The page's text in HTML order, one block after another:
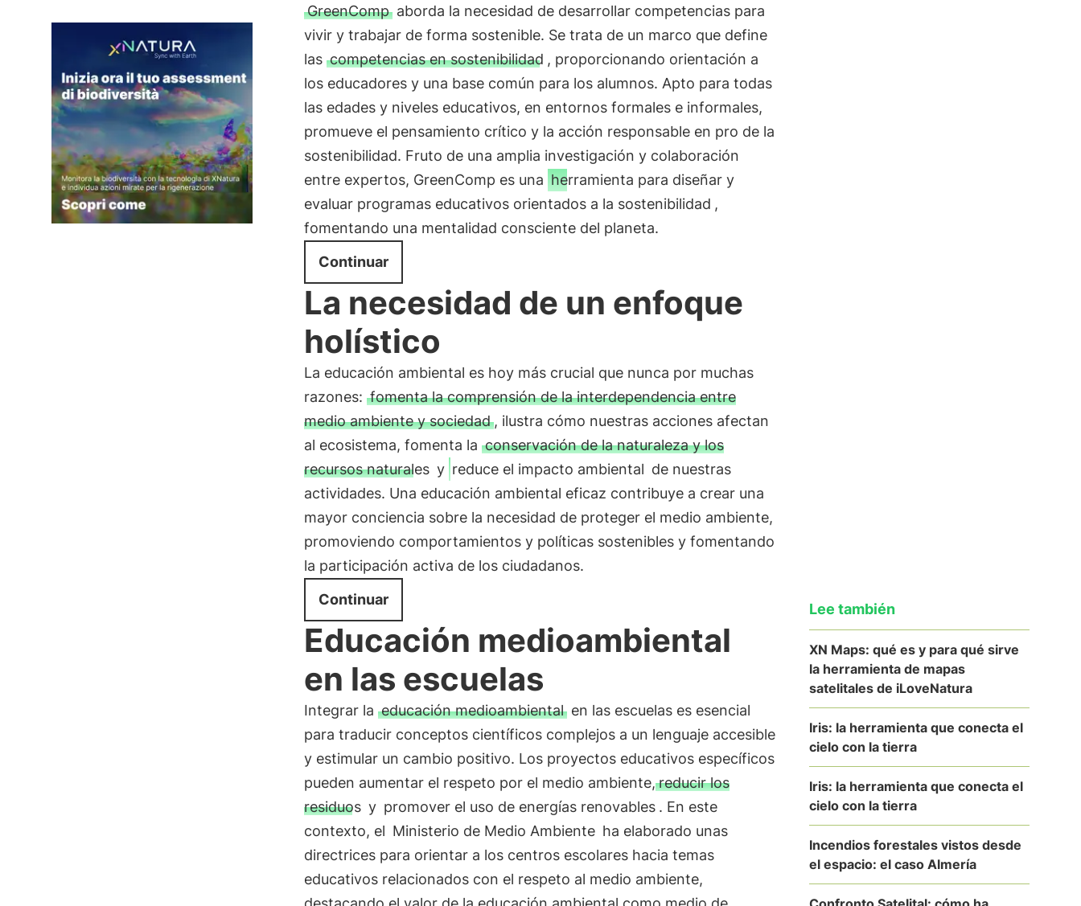
GreenCompaborda la necesidad de desarrollar competencias para
vivir y trabajar de forma sostenible. Se trata de un marco que define
las competencias en sostenibilidad , proporcionando orientación a
los educadores y una base común para los alumnos. Apto para todas
las edades y niveles educativos, en entornos formales e informales,
promueve el pensamiento crítico y la acción responsable en pro de la
sostenibilidad. Fruto de una amplia investigación y colaboración
entre expertos, GreenComp es una herramienta para diseñar y
evaluar programas educativos orientados a la sostenibilidad ,
fomentando una mentalidad consciente del planeta.
Continuar
La necesidad de un enfoque
holístico
La educación ambiental es hoy más crucial que nunca por muchas
razones: fomenta la comprensión de la interdependencia entre
medio ambiente y sociedad, ilustra cómo nuestras acciones afectan
al ecosistema, fomenta la conservación de la naturaleza y los
recursos naturales y reduce el impacto ambiental de nuestras
actividades. Una educación ambiental eficaz contribuye a crear una
mayor conciencia sobre la necesidad de proteger el medio ambiente,
promoviendo comportamientos y políticas sostenibles y fomentando
la participación activa de los ciudadanos.
Continuar
Educación medioambiental
en las escuelas
Integrar la educación medioambientalen las escuelas es esencial
para traducir conceptos científicos complejos a un lenguaje accesible
y estimular un cambio positivo. Los proyectos educativos específicos
pueden aumentar el respeto por el medio ambiente, reducir los
residuos y promover el uso de energías renovables . En este
contexto, el Ministerio de Medio Ambiente ha elaborado unas
directrices para orientar a los centros escolares hacia temas
educativos relacionados con el respeto al medio ambiente,
Lee también
XN Maps: qué es y para qué sirve
la herramienta de mapas
satelitales de iLoveNatura
Iris: la herramienta que conecta el
cielo con la tierra
Iris: la herramienta que conecta el
cielo con la tierra
Incendios forestales vistos desde
el espacio: el caso Almería